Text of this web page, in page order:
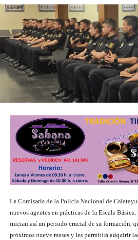
La Comisaría de la Policía Nacional de
nuevos agentes en prácticas de la Escala
inician así un periodo crucial de su formación,
próximos nueve meses y les permitirá adquirir